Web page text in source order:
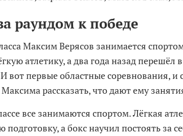
раундом к победе
Максим Верясов занимается
атлетику, а два года назад перешёл
вот первые областные соревнования, и
рассказать, что дают ему
все занимаются спортом. Лёгкая
подготовку, а бокс научил постоять за